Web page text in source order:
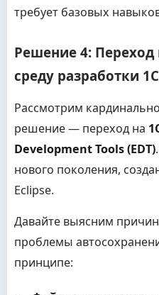
требует базовых
Решение 4:
среду разработки
Рассмотрим
решение — переход на
Development Tools (EDT)
нового поколения,
Eclipse.
Давайте выясним
проблемы
принципе: